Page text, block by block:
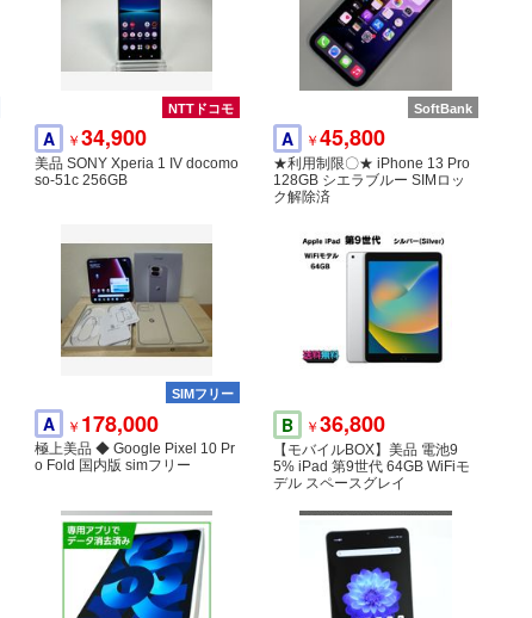
NTTドコモ
A ￥34,900
美品 SONY Xperia 1 IV docomo
so-51c 256GB
SoftBank
A ￥45,800
★利用制限〇★ iPhone 13 Pro
128GB シエラブルー SIMロッ
ク解除済
SIMフリー
A ￥ 178,000
極上美品 ◆ Google Pixel 10 Pr
o Fold 国内版 simフリー
B ￥36,800
【モバイルBOX】美品 電池9
5% iPad 第9世代 64GB WiFiモ
デル スペースグレイ